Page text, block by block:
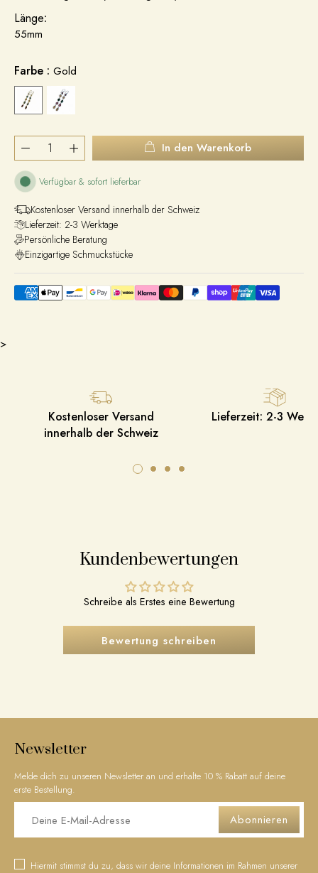
Länge:
55mm
Farbe : Gold
In den Warenkorb
Verfügbar & sofort lieferbar
Kostenloser Versand innerhalb der Schweiz
Lieferzeit: 2-3 Werktage
Persönliche Beratung
Einzigartige Schmuckstücke
>
Kostenloser Versand
innerhalb der Schweiz
Lieferzeit: 2-3
Kundenbewertungen
Schreibe als Erstes eine Bewertung
Bewertung schreiben
Newsletter
Melde dich zu unseren Newsletter an und erhalte 10 % Rabatt auf deine
erste Bestellung.
Abonnieren
Hiermit stimmst du zu, dass wir deine Informationen im Rahmen unserer